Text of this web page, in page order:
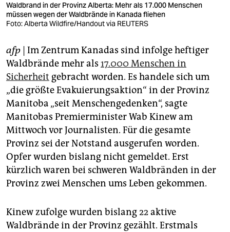
shop
fragen & hilfe
unterstützen
abo
genossenschaft
epaper login
Waldbrand in der Provinz Alberta: Mehr als 17.000 Menschen
müssen wegen der Waldbrände in Kanada fliehen
Foto: Alberta Wildfire/Handout via REUTERS
afp | Im Zentrum Kanadas sind infolge heftiger
Waldbrände mehr als 17.000 Menschen in
Sicherheit gebracht worden. Es handele sich um
„die größte Evakuierungsaktion“ in der Provinz
Manitoba „seit Menschengedenken“, sagte
Manitobas Premierminister Wab Kinew am
Mittwoch vor Journalisten. Für die gesamte
Provinz sei der Notstand ausgerufen worden.
Opfer wurden bislang nicht gemeldet. Erst
kürzlich waren bei schweren Waldbränden in der
Provinz zwei Menschen ums Leben gekommen.
Kinew zufolge wurden bislang 22 aktive
Waldbrände in der Provinz gezählt. Erstmals